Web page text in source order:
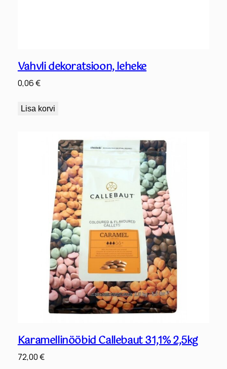
Vahvli dekoratsioon, leheke
0,06€
Lisa korvi
Karamellinööbid Callebaut 31,1% 2,5kg
72,00€